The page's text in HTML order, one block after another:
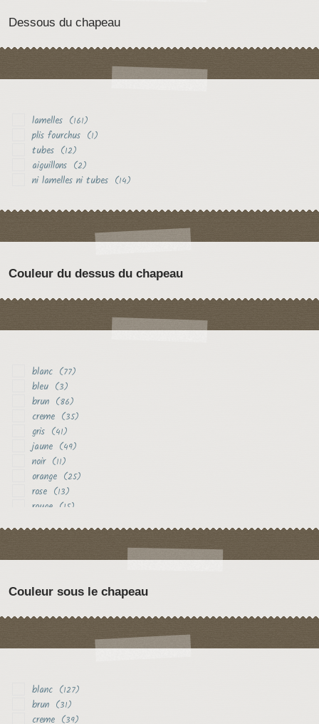
Dessous du chapeau
lamelles (161)
plis fourchus (1)
tubes (12)
aiguillons (2)
ni lamelles ni tubes (14)
Couleur du dessus du chapeau
blanc (77)
bleu (3)
brun (86)
creme (35)
gris (41)
jaune (49)
noir (11)
orange (25)
rose (13)
rouge (15)
Couleur sous le chapeau
blanc (127)
brun (31)
creme (39)